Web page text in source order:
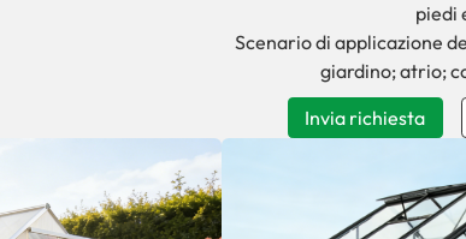
piedi
Scenario di applicazione
giardino; atrio;
Invia richiesta